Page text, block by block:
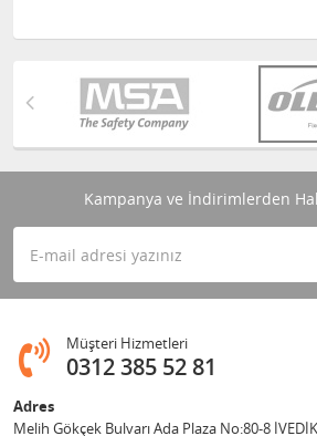
Kampanya ve İndirimlerden
Müşteri Hizmetleri
0312 385 52 81
Adres
Melih Gökçek Bulvarı Ada Plaza No:80-8